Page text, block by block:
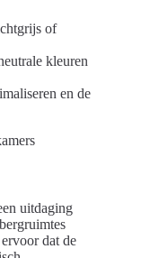
of
kleuren
en de
uitdaging
dat de